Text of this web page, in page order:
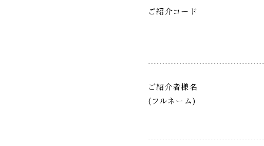
ご紹介コード
ご紹介者様名
(フルネーム)